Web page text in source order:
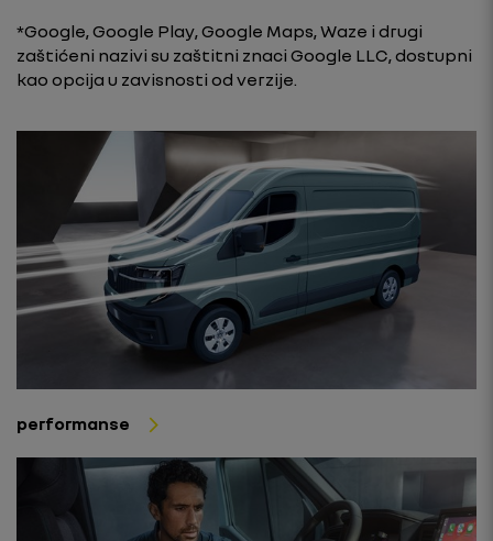
*Google, Google Play, Google Maps, Waze i drugi
zaštićeni nazivi su zaštitni znaci Google LLC, dostupni
kao opcija u zavisnosti od verzije.
performanse